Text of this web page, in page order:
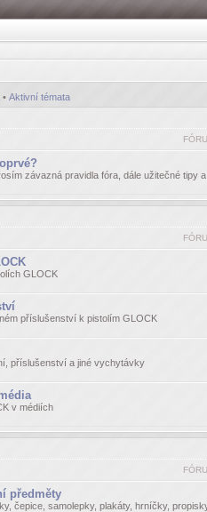
• Aktivní témata
závazná pravidla fóra, dále užitečné tipy
GLOCK
příslušenství k pistolím GLOCK
příslušenství a jiné vychytávky
v médiích
předměty
čepice, samolepky, plakáty, hrníčky,